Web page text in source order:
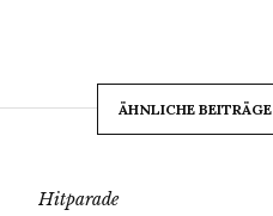
ÄHNLICHE BEITRÄGE
Hitparade